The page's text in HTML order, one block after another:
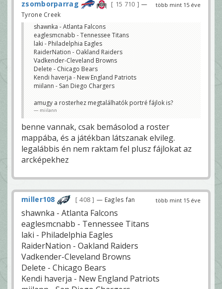
több mint 15 éve
zsomborparrag 15 710
—
Tyrone Creek
shawnka - Atlanta Falcons
eaglesmcnabb - Tennessee Titans
laki - Philadelphia Eagles
RaiderNation - Oakland Raiders
Vadkender-Cleveland Browns
Delete - Chicago Bears
Kendi haverja - New England Patriots
miilann - San Diego Chargers
amugy a rosterhez megtalálhatók portré fájlok is?
miilann
benne vannak, csak bemásolod a roster
mappába, és a játékban látszanak elvileg.
legalábbis én nem raktam fel plusz fájlokat az
arcképekhez
több mint 15 éve
miller108 408 — Eagles fan
shawnka - Atlanta Falcons
eaglesmcnabb - Tennessee Titans
laki - Philadelphia Eagles
RaiderNation - Oakland Raiders
Vadkender-Cleveland Browns
Delete - Chicago Bears
Kendi haverja - New England Patriots